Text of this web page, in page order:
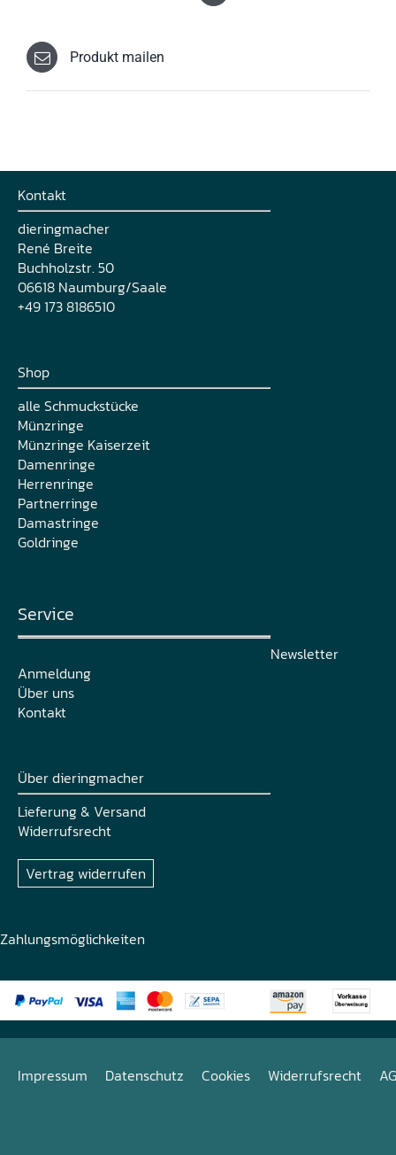
Produkt mailen
Kontakt
dieringmacher
René Breite
Buchholzstr. 50
06618 Naumburg/Saale
+49 173 8186510
Shop
alle Schmuckstücke
Münzringe
Münzringe Kaiserzeit
Damenringe
Herrenringe
Partnerringe
Damastringe
Goldringe
Service
Newsletter
Anmeldung
Über uns
Kontakt
Über dieringmacher
Lieferung & Versand
Widerrufsrecht
Vertrag widerrufen
Zahlungsmöglichkeiten
Impressum Datenschutz Cookies Widerrufsrecht